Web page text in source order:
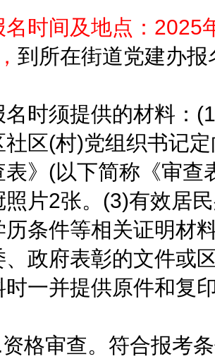
名时间及地点：
到所在街道党建办
须提供的材料：(1)
社区(村)党组织书记
表》(以下简称《审查
照片2张。(3)有效居
历条件等相关证明材
、政府表彰的文件或
时一并提供原件和复
审查。符合报考条